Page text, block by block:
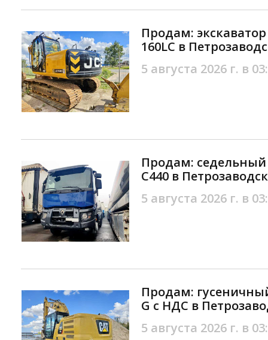
Продам: экскаватор
160LC в
5 августа 2026 г. в
Продам: седельный
C440 в
5 августа 2026 г. в
Продам:
G с НДС в
5 августа 2026 г. в